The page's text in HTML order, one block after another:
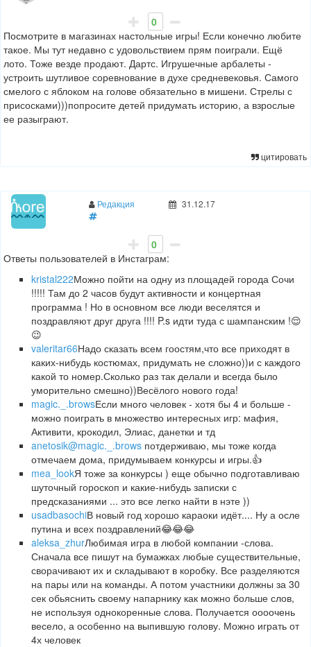
0
Посмотрите в магазинах настольные игры! Если конечно любите
такое. Мы тут недавно с удовольствием прям поиграли. Ещё
лото. Тоже везде продают. Дартс. Игрушечные арбалеты -
устроить шутливое соревнование в духе средневековья. Самого
смелого с яблоком на голове обязательно в мишени. Стрелы с
присосками)))попросите детей придумать историю, а взрослые
ее разыграют.
цитировать
Редакция 31.12.17
0
Ответы пользователей в Инстаграм:
kristal222Можно пойти на одну из площадей города Сочи
!!!!! Там до 2 часов будут активности и концертная
программа ! Но в основном все люди веселятся и
поздравляют друг друга !!!! P.s идти туда с шампанским !😌
😉
valeritar66Надо сказать всем гоостям,что все приходят в
каких-нибудь костюмах, придумать не сложно))и с каждого
какой то номер.Сколько раз так делали и всегда было
уморительно смешно))Весёлого нового года!
magic._.browsЕсли много человек - хотя бы 4 и больше -
можно поиграть в множество интересных игр: мафия,
Активити, крокодил, Элиас, данетки и тд
anetosik@magic._.brows потдерживаю, мы тоже когда
отмечаем дома, придумываем конкурсы и игры.👍
mea_lookЯ тоже за конкурсы ) еще обычно подготавливаю
шуточный гороскоп и какие-нибудь записки с
предсказаниями ... это все легко найти в нэте ))
usadbasochiВ новый год хорошо караоки идёт.... Ну а осле
путина и всех поздравлений😂😂😂
aleksa_zhurЛюбимая игра в любой компании -слова.
Сначала все пишут на бумажках любые существительные,
сворачивают их и складывают в коробку. Все разделяются
на пары или на команды. А потом участники должны за 30
сек обьяснить своему напарнику как можно больше слов,
не используя однокоренные слова. Получается оооочень
весело, а особенно на выпившую голову. Можно играть от
4х человек